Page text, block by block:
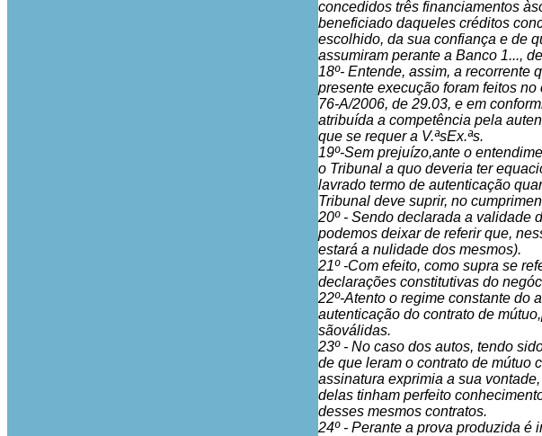
concedidos três financiamentos
beneficiado daqueles créditos
escolhido, da sua confiança e de
assumiram perante a Banco 1...,
18º- Entende, assim, a recorrente
presente execução foram feitos no
76-A/2006, de 29.03, e em
atribuída a competência pela
que se requer a V.ªsEx.ªs.
19º-Sem prejuízo,ante o
o Tribunal a quo deveria ter
lavrado termo de autenticação
Tribunal deve suprir, no
20º - Sendo declarada a validade
podemos deixar de referir que,
estará a nulidade dos mesmos).
21º -Com efeito, como supra se
declarações constitutivas do
22º-Atento o regime constante do
autenticação do contrato de
sãoválidas.
23º - No caso dos autos, tendo
de que leram o contrato de mútuo
assinatura exprimia a sua
delas tinham perfeito
desses mesmos contratos.
24º - Perante a prova produzida é